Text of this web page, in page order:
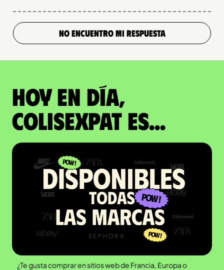
NO ENCUENTRO MI RESPUESTA
Hoy en día,
ColisExpat es...
¿Te gusta comprar en sitios web de Francia, Europa o